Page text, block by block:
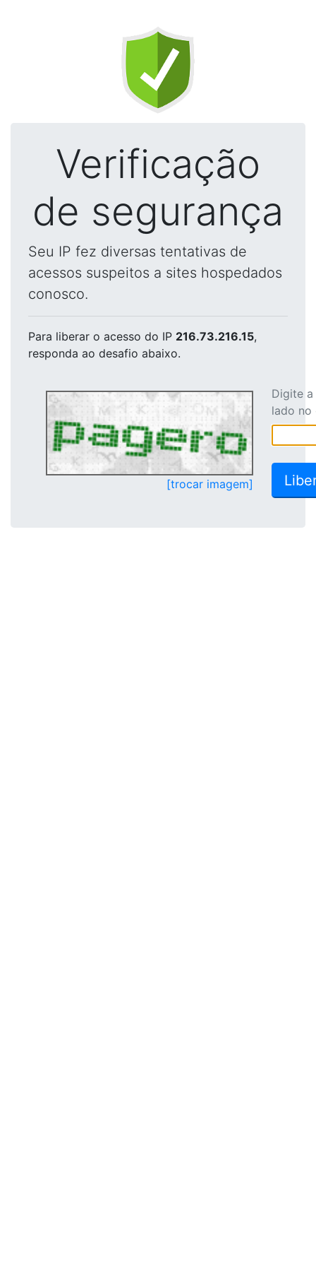
Verificação
de segurança
Seu IP fez diversas tentativas de
acessos suspeitos a sites hospedados
conosco.
Para liberar o acesso do IP 216.73.216.15,
responda ao desafio abaixo.
[trocar imagem]
Digite
lado no